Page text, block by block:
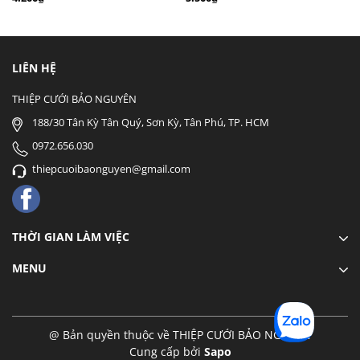
LIÊN HỆ
THIỆP CƯỚI BẢO NGUYÊN
188/30 Tân Kỳ Tân Quý, Sơn Kỳ, Tân Phú, TP. HCM
0972.656.030
thiepcuoibaonguyen@gmail.com
THỜI GIAN LÀM VIỆC
MENU
@ Bản quyền thuộc về THIỆP CƯỚI BẢO NGUYÊN
Cung cấp bởi Sapo